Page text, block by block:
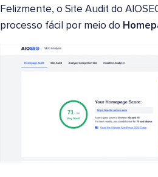
Felizmente, o Site Audit do
processo fácil por meio do